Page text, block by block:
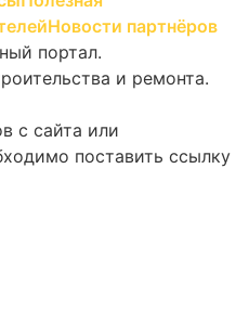
Новости партнёров
портал.
и ремонта.
с сайта или
поставить ссылку